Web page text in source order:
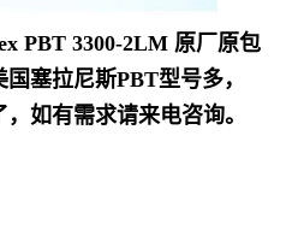
PBT 3300-2LM 原厂原包
塞拉尼斯PBT型号多，
如有需求请来电咨询。